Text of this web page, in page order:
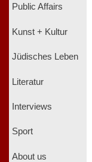
Public Affairs
Kunst + Kultur
Jüdisches Leben
Literatur
Interviews
Sport
About us